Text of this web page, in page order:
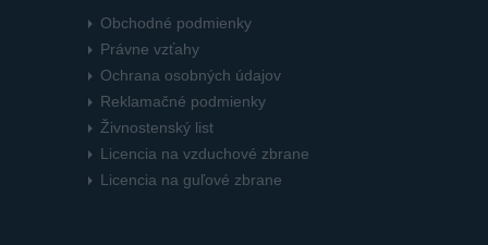
Obchodné podmienky
Právne vzťahy
Ochrana osobných údajov
Reklamačné podmienky
Živnostenský list
Licencia na vzduchové zbrane
Licencia na guľové zbrane